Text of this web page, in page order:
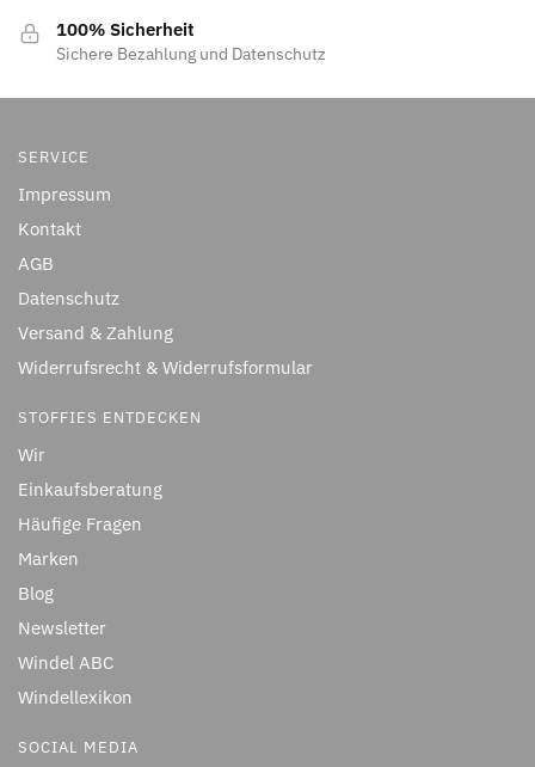
100% Sicherheit
Sichere Bezahlung und Datenschutz
SERVICE
Impressum
Kontakt
AGB
Datenschutz
Versand & Zahlung
Widerrufsrecht & Widerrufsformular
STOFFIES ENTDECKEN
Wir
Einkaufsberatung
Häufige Fragen
Marken
Blog
Newsletter
Windel ABC
Windellexikon
SOCIAL MEDIA